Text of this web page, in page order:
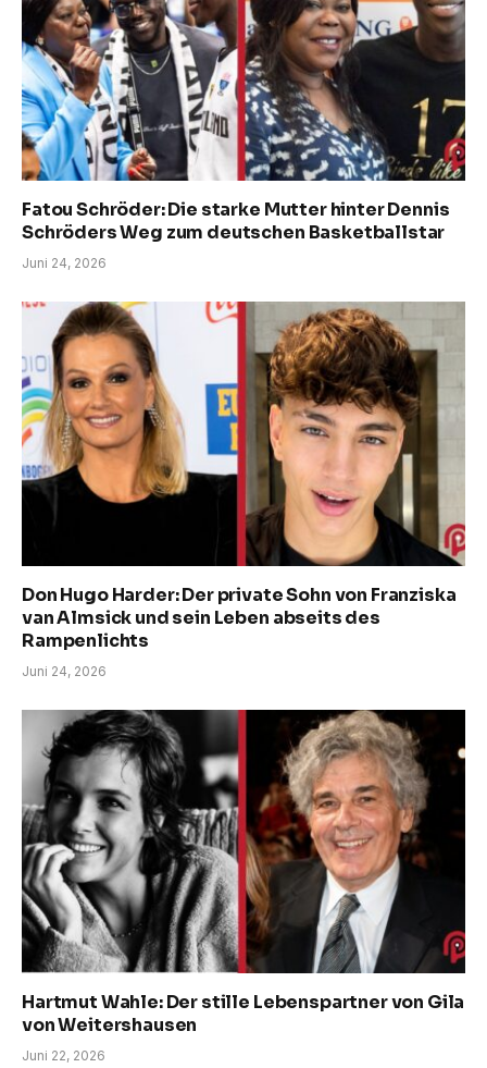
Fatou Schröder: Die starke Mutter hinter Dennis
Schröders Weg zum deutschen Basketballstar
Juni 24, 2026
Don Hugo Harder: Der private Sohn von Franziska
van Almsick und sein Leben abseits des
Rampenlichts
Juni 24, 2026
Hartmut Wahle: Der stille Lebenspartner von Gila
von Weitershausen
Juni 22, 2026